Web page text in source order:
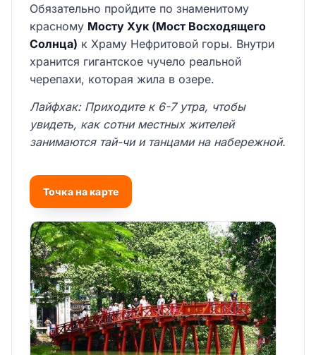
Обязательно пройдите по знаменитому
красному Мосту Хук (Мост Восходящего
Солнца) к Храму Нефритовой горы. Внутри
хранится гигантское чучело реальной
черепахи, которая жила в озере.
Лайфхак: Приходите к 6-7 утра, чтобы
увидеть, как сотни местных жителей
занимаются тай-чи и танцами на набережной.
Точка на карте